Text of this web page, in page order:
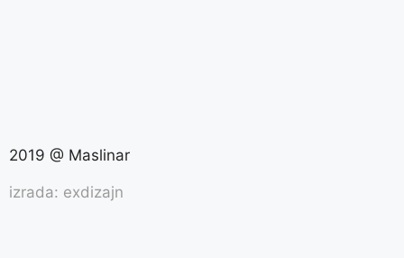
2019 @ Maslinar
izrada: exdizajn